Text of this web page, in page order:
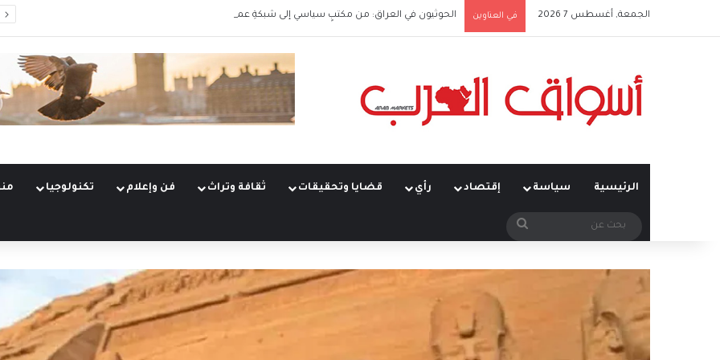
الجمعة, أغسطس 7 2026 في العناوين الحوثيون في العراق: من مكتبٍ سياسي إلى شبكةِ عمليّات
الرئيسية سياسة إقتصاد رأي قضايا وتحقيقات ثقافة وتراث فن وإعلام تكنولوجيا
بحث